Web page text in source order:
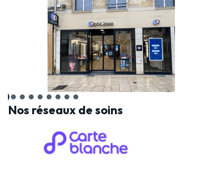
Nos réseaux de soins